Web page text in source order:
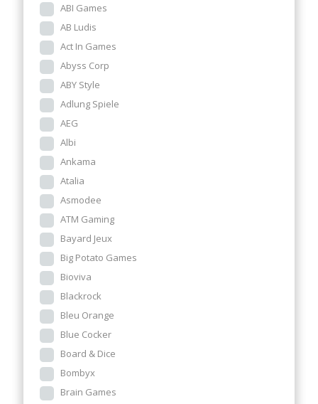
ABI Games
AB Ludis
Act In Games
Abyss Corp
ABY Style
Adlung Spiele
AEG
Albi
Ankama
Atalia
Asmodee
ATM Gaming
Bayard Jeux
Big Potato Games
Bioviva
Blackrock
Bleu Orange
Blue Cocker
Board & Dice
Bombyx
Brain Games